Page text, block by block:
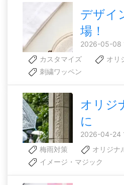
デザイ
場！
2026-05-08
カスタマイズ
オリ
刺繍ワッペン
オリジ
に
2026-04-24
梅雨対策
オリジナ
イメージ・マジック